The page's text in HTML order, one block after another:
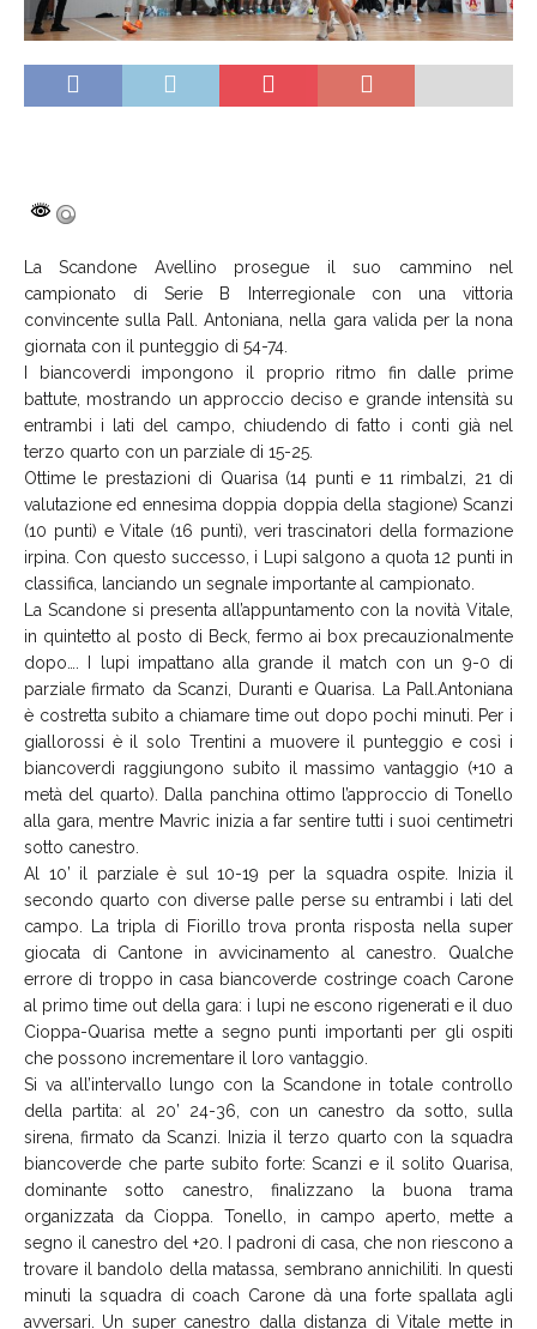
La Scandone Avellino prosegue il suo cammino nel
campionato di Serie B Interregionale con una vittoria
convincente sulla Pall. Antoniana, nella gara valida per la nona
giornata con il punteggio di 54-74.
I biancoverdi impongono il proprio ritmo fin dalle prime
battute, mostrando un approccio deciso e grande intensità su
entrambi i lati del campo, chiudendo di fatto i conti già nel
terzo quarto con un parziale di 15-25.
Ottime le prestazioni di Quarisa (14 punti e 11 rimbalzi, 21 di
valutazione ed ennesima doppia doppia della stagione) Scanzi
(10 punti) e Vitale (16 punti), veri trascinatori della formazione
irpina. Con questo successo, i Lupi salgono a quota 12 punti in
classifica, lanciando un segnale importante al campionato.
La Scandone si presenta all’appuntamento con la novità Vitale,
in quintetto al posto di Beck, fermo ai box precauzionalmente
dopo…. I lupi impattano alla grande il match con un 9-0 di
parziale firmato da Scanzi, Duranti e Quarisa. La Pall.Antoniana
è costretta subito a chiamare time out dopo pochi minuti. Per i
giallorossi è il solo Trentini a muovere il punteggio e così i
biancoverdi raggiungono subito il massimo vantaggio (+10 a
metà del quarto). Dalla panchina ottimo l’approccio di Tonello
alla gara, mentre Mavric inizia a far sentire tutti i suoi centimetri
sotto canestro.
Al 10’ il parziale è sul 10-19 per la squadra ospite. Inizia il
secondo quarto con diverse palle perse su entrambi i lati del
campo. La tripla di Fiorillo trova pronta risposta nella super
giocata di Cantone in avvicinamento al canestro. Qualche
errore di troppo in casa biancoverde costringe coach Carone
al primo time out della gara: i lupi ne escono rigenerati e il duo
Cioppa-Quarisa mette a segno punti importanti per gli ospiti
che possono incrementare il loro vantaggio.
Si va all’intervallo lungo con la Scandone in totale controllo
della partita: al 20’ 24-36, con un canestro da sotto, sulla
sirena, firmato da Scanzi. Inizia il terzo quarto con la squadra
biancoverde che parte subito forte: Scanzi e il solito Quarisa,
dominante sotto canestro, finalizzano la buona trama
organizzata da Cioppa. Tonello, in campo aperto, mette a
segno il canestro del +20. I padroni di casa, che non riescono a
trovare il bandolo della matassa, sembrano annichiliti. In questi
minuti la squadra di coach Carone dà una forte spallata agli
avversari. Un super canestro dalla distanza di Vitale mette in